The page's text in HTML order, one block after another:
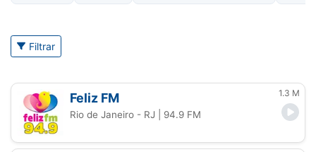
Filtrar
Feliz FM 1.3 M
Rio de Janeiro - RJ | 94.9 FM